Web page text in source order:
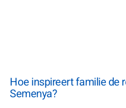
Hoe inspireert familie de
Semenya?